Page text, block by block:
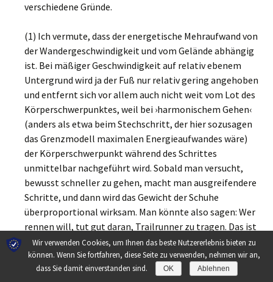
verschiedene Gründe.
(1) Ich vermute, dass der energetische Mehraufwand von
der Wandergeschwindigkeit und vom Gelände abhängig
ist. Bei mäßiger Geschwindigkeit auf relativ ebenem
Untergrund wird ja der Fuß nur relativ gering angehoben
und entfernt sich vor allem auch nicht weit vom Lot des
Körperschwerpunktes, weil bei ›harmonischem Gehen‹
(anders als etwa beim Stechschritt, der hier sozusagen
das Grenzmodell maximalen Energieaufwandes wäre)
der Körperschwerpunkt während des Schrittes
unmittelbar nachgeführt wird. Sobald man versucht,
bewusst schneller zu gehen, macht man ausgreifendere
Schritte, und dann wird das Gewicht der Schuhe
überproportional wirksam. Man könnte also sagen: Wer
rennen will, tut gut daran, Trailrunner zu tragen. Das ist
keine Polemik. Wenn ich es darauf anlegen würde, meine
Wandergeschwindigkeit nicht nur ein bisschen, sondern
etwa von 4,5 auf 6 km/h zu steigern, würde ich diesen
Wir verwenden Cookies, um Ihnen das beste Nutzererlebnis bieten zu
können. Wenn Sie fortfahren, diese Seite zu verwenden, nehmen wir an,
dass Sie damit einverstanden sind.
OK Ablehnen